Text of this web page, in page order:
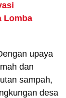
Lomba
upaya
dan
sampah,
desa